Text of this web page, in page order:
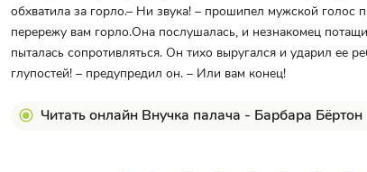
обхватила за горло.– Ни звука! – прошипел мужской голос
перережу вам горло.Она послушалась, и незнакомец
пыталась сопротивляться. Он тихо выругался и ударил ее
глупостей! – предупредил он. – Или вам конец!
Читать онлайн Внучка палача - Барбара Бёртон